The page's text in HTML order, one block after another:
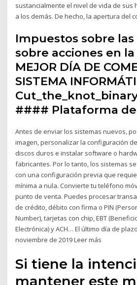
sustancialmente el nivel de vida de sus
a los demás. De hecho, la apertura del
Impuestos sobre
sobre acciones en
MEJOR DÍA DE
SISTEMA
#### Plataforma de
Antes de enviar los sistemas nuevos,
imagen, personalizar la configuración
discos duros e instalar software o
fabricantes. Por lo tanto, los sistemas
con una configuración previa que
mínima a nula. Convierte tu teléfono
punto de venta. Puedes procesar
de crédito, débito con firma o PIN
Number), tarjetas con chip, EBT
Electrónica) y ACH… El último día de
noviembre de 2019 Leer más
Si tiene la
mantener este